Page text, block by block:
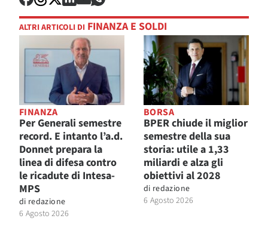
ALTRI ARTICOLI DI FINANZA E SOLDI
FINANZA
Per Generali semestre
record. E intanto l’a.d.
Donnet prepara la
linea di difesa contro
le ricadute di Intesa-
MPS
di redazione
6 Agosto 2026
BORSA
BPER chiude il miglior
semestre della sua
storia: utile a 1,33
miliardi e alza gli
obiettivi al 2028
di redazione
6 Agosto 2026